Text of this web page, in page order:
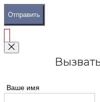
Отправить
Ваше имя